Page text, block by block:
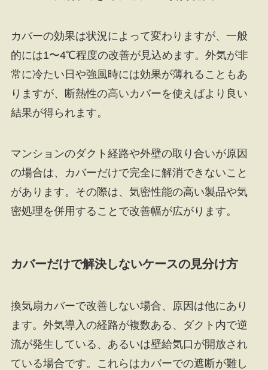
カバーの効果は状況によって変わりますが、一般
的には1〜4℃程度の改善が見込めます。外気が非
常に冷たい日や強風時には効果が薄れることもあ
りますが、断熱性の高いカバーを使えばより良い
結果が得られます。
マンションのダクト経路や外壁の取り合いが原因
の場合は、カバーだけで完全に解消できないこと
があります。その際は、気密性能の高い製品や気
密処理を併用することで改善幅が広がります。
カバーだけで解決しないケースの見分け方
換気扇カバーで改善しない場合、原因は他にあり
ます。外気導入の経路が複数ある、ダクト内で逆
流が発生している、あるいは壁給気口が開放され
ている場合です。これらはカバーでの遮断が難し